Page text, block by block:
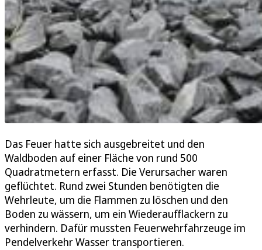
Das Feuer hatte sich ausgebreitet und den
Waldboden auf einer Fläche von rund 500
Quadratmetern erfasst. Die Verursacher waren
geflüchtet. Rund zwei Stunden benötigten die
Wehrleute, um die Flammen zu löschen und den
Boden zu wässern, um ein Wiederaufflackern zu
verhindern. Dafür mussten Feuerwehrfahrzeuge im
Pendelverkehr Wasser transportieren.